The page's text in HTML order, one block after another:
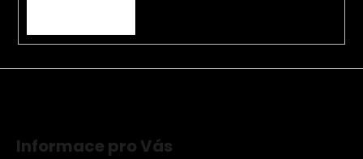
Informace pro Vás